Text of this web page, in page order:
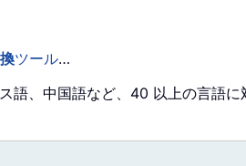
ツール…
語、中国語など、40 以上の言語に